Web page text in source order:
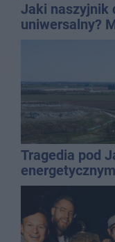
Jaki naszyjnik
uniwersalny?
Tragedia pod
mężczyzny